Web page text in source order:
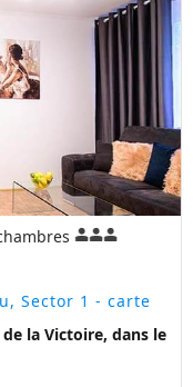
Sector 1 - carte
la Victoire, dans le